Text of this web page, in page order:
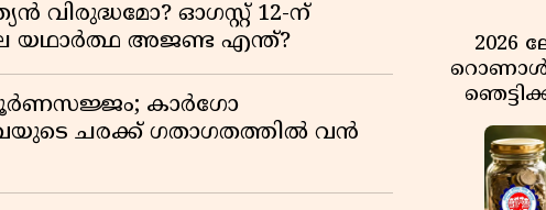
വിരുദ്ധമോ? ഓഗസ്റ്റ് 12-ന്
യഥാർത്ഥ അജണ്ട എന്ത്?
കാർഗോ
ചരക്ക് ഗതാഗതത്തിൽ വൻ
2026